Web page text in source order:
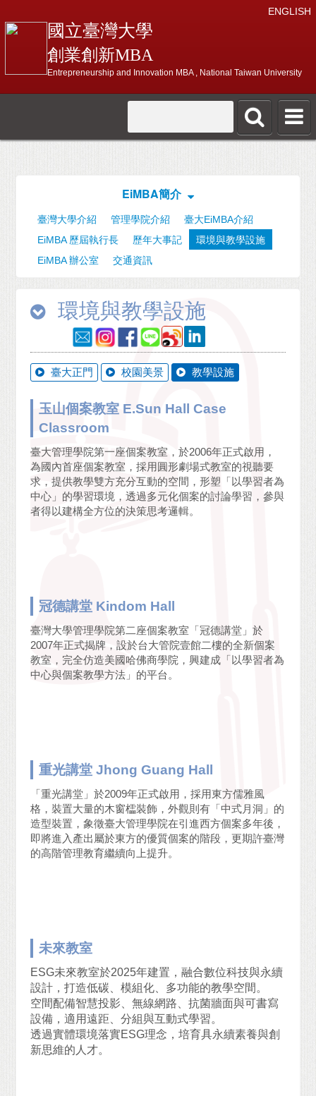
ENGLISH
國立臺灣大學
創業創新MBA
Entrepreneurship and Innovation MBA , National Taiwan University
EiMBA簡介
臺灣大學介紹 管理學院介紹
臺大EiMBA介紹
EiMBA 歷屆執行長
歷年大事記
環境與教學設施
EiMBA 辦公室
交通資訊
環境與教學設施
臺大正門 校園美景 教學設施
玉山個案教室 E.Sun Hall Case
Classroom
臺大管理學院第一座個案教室，於2006年正式啟用，
為國內首座個案教室，採用圓形劇場式教室的視聽要
求，提供教學雙方充分互動的空間，形塑「以學習者為
中心」的學習環境，透過多元化個案的討論學習，參與
者得以建構全方位的決策思考邏輯。
冠德講堂 Kindom Hall
臺灣大學管理學院第二座個案教室「冠德講堂」於
2007年正式揭牌，設於台大管院壹館二樓的全新個案
教室，完全仿造美國哈佛商學院，興建成「以學習者為
中心與個案教學方法」的平台。
重光講堂 Jhong Guang Hall
「重光講堂」於2009年正式啟用，採用東方儒雅風
格，裝置大量的木窗櫺裝飾，外觀則有「中式月洞」的
造型裝置，象徵臺大管理學院在引進西方個案多年後，
即將進入產出屬於東方的優質個案的階段，更期許臺灣
的高階管理教育繼續向上提升。
未來教室
ESG未來教室於2025年建置，融合數位科技與永續
設計，打造低碳、模組化、多功能的教學空間。
空間配備智慧投影、無線網路、抗菌牆面與可書寫
設備，適用遠距、分組與互動式學習。
透過實體環境落實ESG理念，培育具永續素養與創
新思維的人才。